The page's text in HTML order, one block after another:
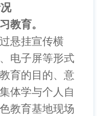
教育。
悬挂宣传横
电子屏等形式
育的目的、意
体学与个人自
教育基地现场